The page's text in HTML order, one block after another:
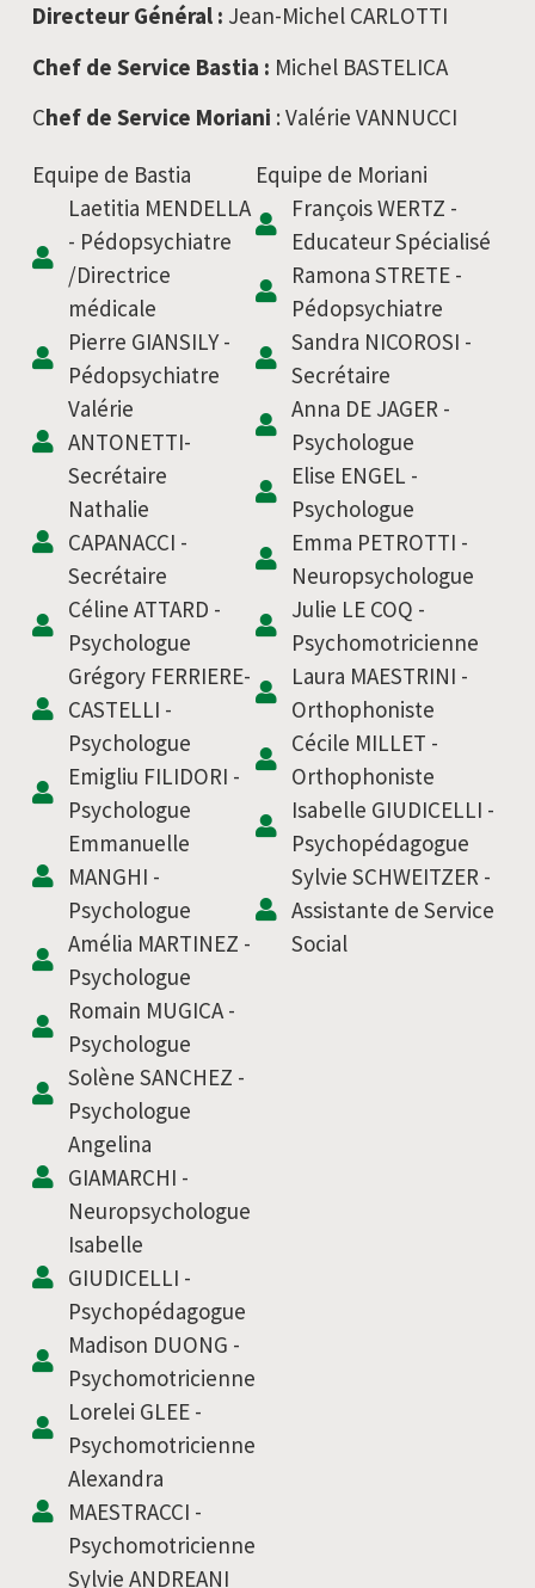
Directeur Général : Jean-Michel CARLOTTI
Chef de Service Bastia : Michel BASTELICA
Chef de Service Moriani : Valérie VANNUCCI
Equipe de Bastia
Laetitia MENDELLA
- Pédopsychiatre
/Directrice
médicale
Pierre GIANSILY -
Pédopsychiatre
Valérie
ANTONETTI-
Secrétaire
Nathalie
CAPANACCI -
Secrétaire
Céline ATTARD -
Psychologue
Grégory FERRIERE-
CASTELLI -
Psychologue
Emigliu FILIDORI -
Psychologue
Emmanuelle
MANGHI -
Psychologue
Amélia MARTINEZ -
Psychologue
Romain MUGICA -
Psychologue
Solène SANCHEZ -
Psychologue
Angelina
GIAMARCHI -
Neuropsychologue
Isabelle
GIUDICELLI -
Psychopédagogue
Madison DUONG -
Psychomotricienne
Lorelei GLEE -
Psychomotricienne
Alexandra
MAESTRACCI -
Psychomotricienne
Sylvie ANDREANI
Equipe de Moriani
François WERTZ -
Educateur Spécialisé
Ramona STRETE -
Pédopsychiatre
Sandra NICOROSI -
Secrétaire
Anna DE JAGER -
Psychologue
Elise ENGEL -
Psychologue
Emma PETROTTI -
Neuropsychologue
Julie LE COQ -
Psychomotricienne
Laura MAESTRINI -
Orthophoniste
Cécile MILLET -
Orthophoniste
Isabelle GIUDICELLI -
Psychopédagogue
Sylvie SCHWEITZER -
Assistante de Service
Social